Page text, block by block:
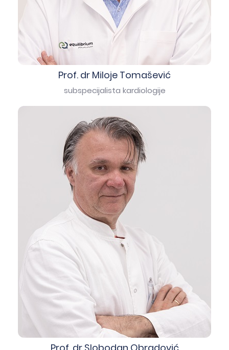
Prof. dr Miloje Tomašević
subspecijalista kardiologije